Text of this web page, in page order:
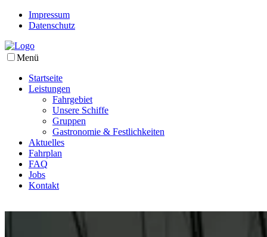
Impressum
Datenschutz
Menü
Startseite
Leistungen
Fahrgebiet
Unsere Schiffe
Gruppen
Gastronomie & Festlichkeiten
Aktuelles
Fahrplan
FAQ
Jobs
Kontakt